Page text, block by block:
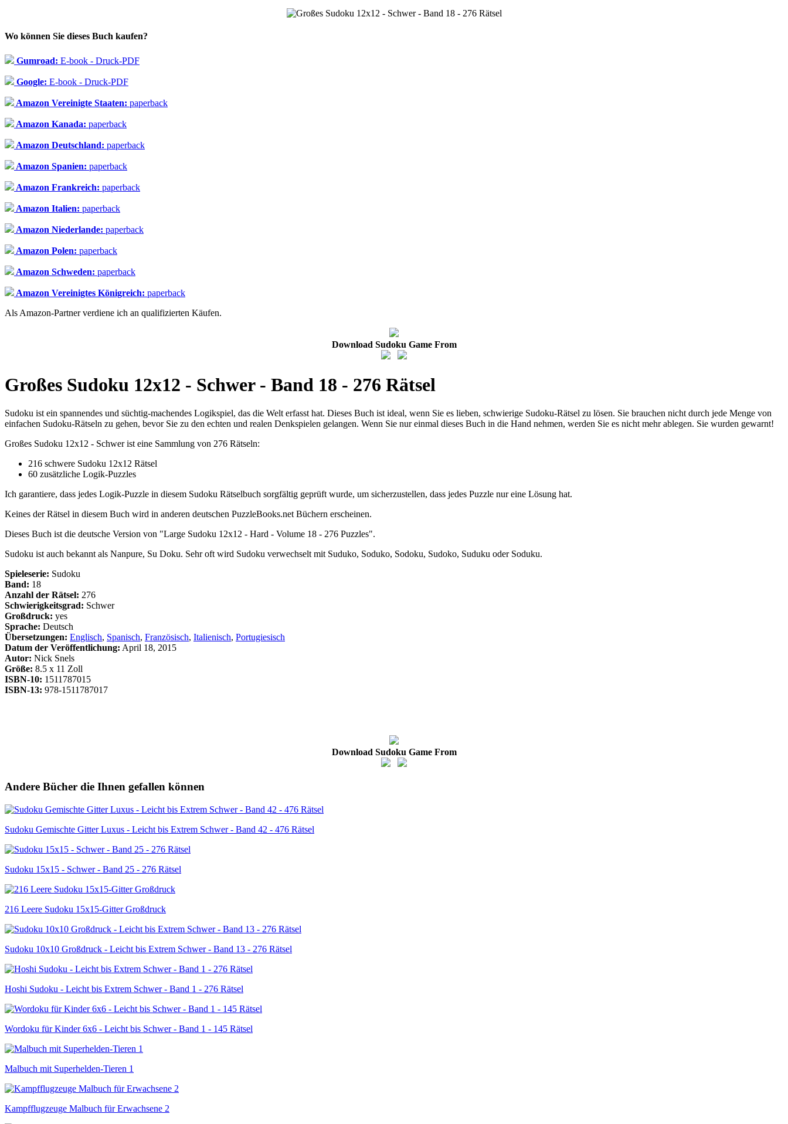
Wo können Sie dieses Buch kaufen?
Gumroad: E-book - Druck-PDF
Google: E-book - Druck-PDF
Amazon Vereinigte Staaten: paperback
Amazon Kanada: paperback
Amazon Deutschland: paperback
Amazon Spanien: paperback
Amazon Frankreich: paperback
Amazon Italien: paperback
Amazon Niederlande: paperback
Amazon Polen: paperback
Amazon Schweden: paperback
Amazon Vereinigtes Königreich: paperback
Als Amazon-Partner verdiene ich an qualifizierten Käufen.
Download Sudoku Game From
Großes Sudoku 12x12 - Schwer - Band 18 - 276 Rätsel
Sudoku ist ein spannendes und süchtig-machendes Logikspiel, das die Welt erfasst hat. Dieses Buch ist ideal, wenn Sie es lieben, schwierige Sudoku-Rätsel zu lösen. Sie brauchen nicht durch jede Menge von
einfachen Sudoku-Rätseln zu gehen, bevor Sie zu den echten und realen Denkspielen gelangen. Wenn Sie nur einmal dieses Buch in die Hand nehmen, werden Sie es nicht mehr ablegen. Sie wurden gewarnt!
Großes Sudoku 12x12 - Schwer ist eine Sammlung von 276 Rätseln:
216 schwere Sudoku 12x12 Rätsel
60 zusätzliche Logik-Puzzles
Ich garantiere, dass jedes Logik-Puzzle in diesem Sudoku Rätselbuch sorgfältig geprüft wurde, um sicherzustellen, dass jedes Puzzle nur eine Lösung hat.
Keines der Rätsel in diesem Buch wird in anderen deutschen PuzzleBooks.net Büchern erscheinen.
Dieses Buch ist die deutsche Version von "Large Sudoku 12x12 - Hard - Volume 18 - 276 Puzzles".
Sudoku ist auch bekannt als Nanpure, Su Doku. Sehr oft wird Sudoku verwechselt mit Suduko, Soduko, Sodoku, Sudoko, Suduku oder Soduku.
Spieleserie: Sudoku
Band: 18
Anzahl der Rätsel: 276
Schwierigkeitsgrad: Schwer
Großdruck: yes
Sprache: Deutsch
Übersetzungen: Englisch, Spanisch, Französisch, Italienisch, Portugiesisch
Datum der Veröffentlichung: April 18, 2015
Autor: Nick Snels
Größe: 8.5 x 11 Zoll
ISBN-10: 1511787015
ISBN-13: 978-1511787017
Download Sudoku Game From
Andere Bücher die Ihnen gefallen können
Sudoku Gemischte Gitter Luxus - Leicht bis Extrem Schwer - Band 42 - 476 Rätsel
Sudoku 15x15 - Schwer - Band 25 - 276 Rätsel
216 Leere Sudoku 15x15-Gitter Großdruck
Sudoku 10x10 Großdruck - Leicht bis Extrem Schwer - Band 13 - 276 Rätsel
Hoshi Sudoku - Leicht bis Extrem Schwer - Band 1 - 276 Rätsel
Wordoku für Kinder 6x6 - Leicht bis Schwer - Band 1 - 145 Rätsel
Malbuch mit Superhelden-Tieren 1
Kampfflugzeuge Malbuch für Erwachsene 2